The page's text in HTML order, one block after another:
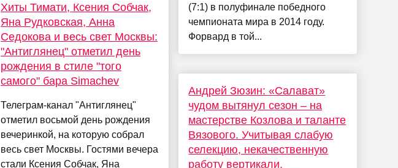
Хиты Тимати, Ксения Собчак,
Яна Рудковская, Анна
Седокова и весь свет Москвы:
"Антиглянец" отметил день
рождения в стиле "того
самого" бара Simachev
Телеграм-канал "Антиглянец"
отметил восьмой день рождения
вечеринкой, на которую собрал
весь свет Москвы. Гостями вечера
стали Ксения Собчак, Яна
(7:1) в полуфинале победного
чемпионата мира в 2014 году.
Форвард в той...
Андрей Зюзин: «Салават»
чудом вытянул сезон – на
мастерстве Козлова и таланте
Вязового. Учитывая слабую
селекцию, некачественную
работу вертикали,